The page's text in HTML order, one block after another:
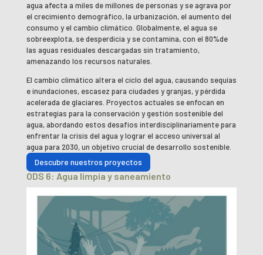
agua afecta a miles de millones de personas y se agrava por
el crecimiento demográfico, la urbanización, el aumento del
consumo y el cambio climático. Globalmente, el agua se
sobreexplota, se desperdicia y se contamina, con el 80%de
las aguas residuales descargadas sin tratamiento,
amenazando los recursos naturales.
El cambio climático altera el ciclo del agua, causando sequías
e inundaciones, escasez para ciudades y granjas, y pérdida
acelerada de glaciares. Proyectos actuales se enfocan en
estrategias para la conservación y gestión sostenible del
agua, abordando estos desafíos interdisciplinariamente para
enfrentar la crisis del agua y lograr el acceso universal al
agua para 2030, un objetivo crucial de desarrollo sostenible.
Descubre nuestros proyectos
ODS 6: Agua limpia y saneamiento